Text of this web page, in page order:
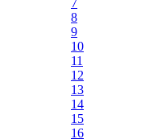
8
9
10
11
12
13
14
15
16